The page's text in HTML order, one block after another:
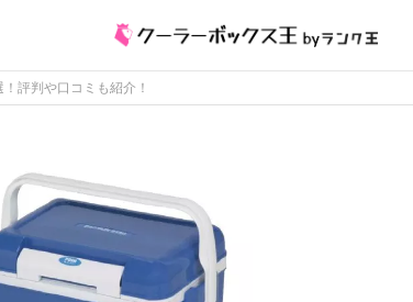
評判や口コミも紹介！